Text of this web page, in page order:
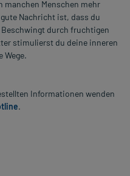
manchen Menschen mehr
Nachricht ist, dass du
durch fruchtigen
stimulierst du deine inneren
Wege.
Informationen wenden
.